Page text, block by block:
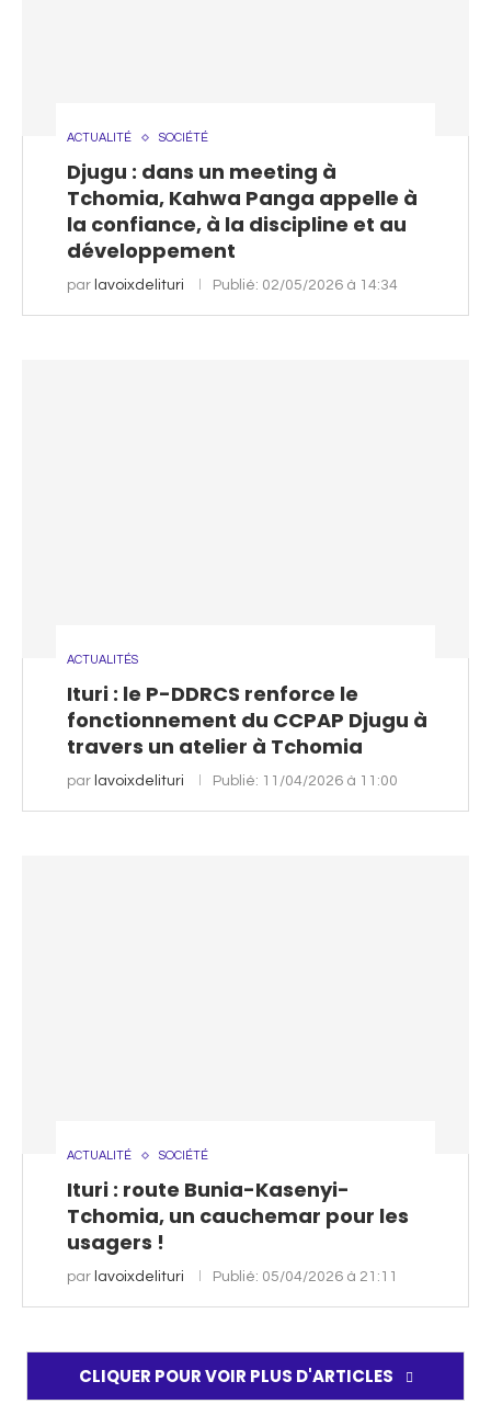
ACTUALITÉ SOCIÉTÉ
Djugu : dans un meeting à
Tchomia, Kahwa Panga appelle à
la confiance, à la discipline et au
développement
par lavoixdelituri Publié: 02/05/2026 à 14:34
ACTUALITÉS
Ituri : le P-DDRCS renforce le
fonctionnement du CCPAP Djugu à
travers un atelier à Tchomia
par lavoixdelituri Publié: 11/04/2026 à 11:00
ACTUALITÉ SOCIÉTÉ
Ituri : route Bunia-Kasenyi-
Tchomia, un cauchemar pour les
usagers !
par lavoixdelituri Publié: 05/04/2026 à 21:11
CLIQUER POUR VOIR PLUS D'ARTICLES